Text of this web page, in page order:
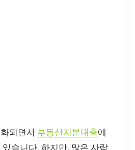
되면서 부동산지분대출에
습니다. 하지만, 많은 사람